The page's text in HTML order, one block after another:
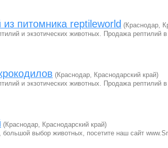
питомника reptileworld (Краснодар,
и экзотических животных. Продажа рептилий
(Краснодар, Краснодарский край)
и экзотических животных. Продажа рептилий
(Краснодар, Краснодарский край)
выбор животных, посетите наш сайт